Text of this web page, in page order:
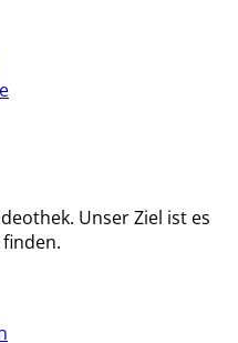
Unser Ziel ist es